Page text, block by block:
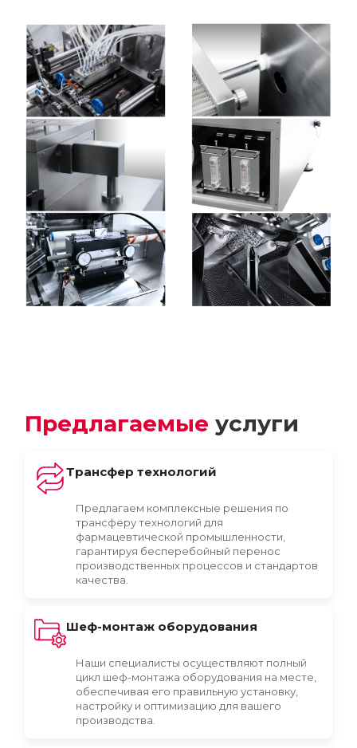
Предлагаемые услуги
Трансфер технологий
Предлагаем комплексные решения по
трансферу технологий для
фармацевтической промышленности,
гарантируя бесперебойный перенос
производственных процессов и стандартов
качества.
Шеф-монтаж оборудования
Наши специалисты осуществляют полный
цикл шеф-монтажа оборудования на месте,
обеспечивая его правильную установку,
настройку и оптимизацию для вашего
производства.